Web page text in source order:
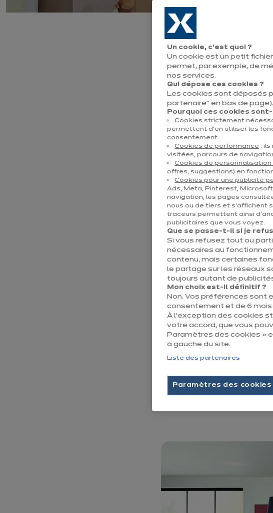
Prolongement îlot
Longtemps reléguée à la
décennies une véritable
Peu importe sa superficie, il
plus en astucieuses et un
Chez Ixina, nous sommes là
De multiples possibilités
fonctionnel et la fluidité de
Nous avons pour cela de
permettant de créer votre
votre pièce.
Quelle conception choisir
Un coin repas
travail de
Vous pouvez prolonger
Chez Ixina, nous vous
Un coin table
Un cookie, c’est quoi ?
Un cookie est un petit
permet, par exemple, de
nos services.
Qui dépose ces cookies ?
Les cookies sont déposés
partenaire" en bas de page).
Pourquoi ces cookies
Cookies strictement
permettent d’en utiliser les
consentement.
Cookies de performance :
visitées, parcours de
Cookies de personnalisation
offres, suggestions) en
Cookies pour une publicité
Ads, Meta, Pinterest,
navigation, les pages
nous ou de tiers et s'affichent
traceurs permettent ainsi
publicitaires que vous voyez.
Que se passe-t-il si je
Si vous refusez tout ou
nécessaires au
contenu, mais certaines
le partage sur les réseaux
toujours autant de
Mon choix est-il définitif ?
Non. Vos préférences sont
consentement et de 6 mois
À l’exception des cookies
votre accord, que vous
Paramètres des cookies »
à gauche du site.
Liste des partenaires
Paramètres des cookies